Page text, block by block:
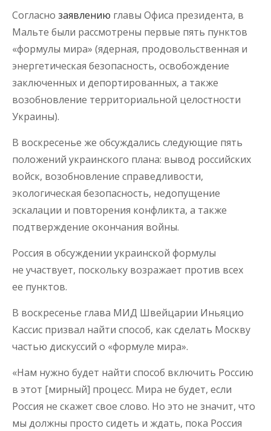
Согласно заявлению главы Офиса президента, в
Мальте были рассмотрены первые пять пунктов
«формулы мира» (ядерная, продовольственная и
энергетическая безопасность, освобождение
заключенных и депортированных, а также
возобновление территориальной целостности
Украины).
В воскресенье же обсуждались следующие пять
положений украинского плана: вывод российских
войск, возобновление справедливости,
экологическая безопасность, недопущение
эскалации и повторения конфликта, а также
подтверждение окончания войны.
Россия в обсуждении украинской формулы
не участвует, поскольку возражает против всех
ее пунктов.
В воскресенье глава МИД Швейцарии Иньяцио
Кассис призвал найти способ, как сделать Москву
частью дискуссий о «формуле мира».
«Нам нужно будет найти способ включить Россию
в этот [мирный] процесс. Мира не будет, если
Россия не скажет свое слово. Но это не значит, что
мы должны просто сидеть и ждать, пока Россия